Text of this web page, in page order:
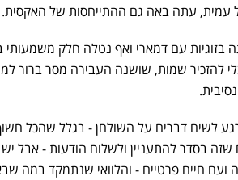
עמית, עתה באה גם ההתייחסות של האקסית.
בזוגיות עם דמארי ואף נטלה חלק
להזכיר שמות, שושנה העבירה מסר ברור
לשים דברים על השולחן - בגלל שהכל
בסדר להתעניין ולשלוח הודעות - אבל יש